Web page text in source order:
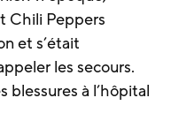
Chili Peppers
et s’était
les secours.
blessures à l’hôpital